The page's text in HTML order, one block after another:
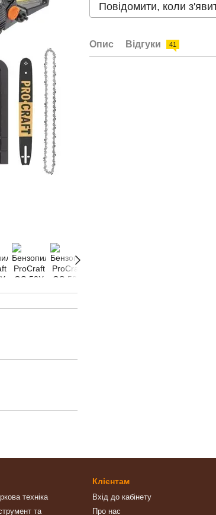
Повідомити, коли
Опис Відгуки 41
техніка
та
Клієнтам
Вхід до кабінету
Про нас